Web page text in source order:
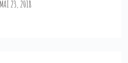
MAI 23, 2018